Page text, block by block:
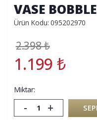
VASE
Ürün Kodu: 095202970
2.398₺
1.199₺
Miktar:
- +